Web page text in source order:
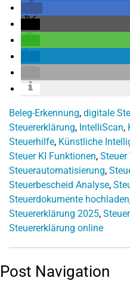
Beleg-Erkennung, digitale
Steuererklärung, IntelliScan,
Steuerhilfe, Künstliche
Steuer KI Funktionen,
Steuerautomatisierung,
Steuerbescheid Analyse,
Steuerdokumente hochladen
Steuererklärung 2025,
Steuererklärung online
Post Navigation